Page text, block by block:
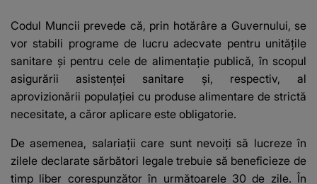
DESCOPERIT DE
ANCHETATORI a șocat
localnicii
Codul Muncii prevede că, prin hotărâre a Guvernului, se
vor stabili programe de lucru adecvate pentru unităţile
sanitare şi pentru cele de alimentaţie publică, în scopul
asigurării asistenţei sanitare şi, respectiv, al
aprovizionării populaţiei cu produse alimentare de strictă
necesitate, a căror aplicare este obligatorie.
De asemenea, salariaţii care sunt nevoiţi să lucreze în
zilele declarate sărbători legale trebuie să beneficieze de
timp liber corespunzător în următoarele 30 de zile. În